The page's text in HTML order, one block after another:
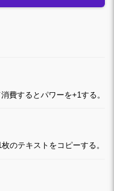
費するとパワーを+1する。
のテキストをコピーする。